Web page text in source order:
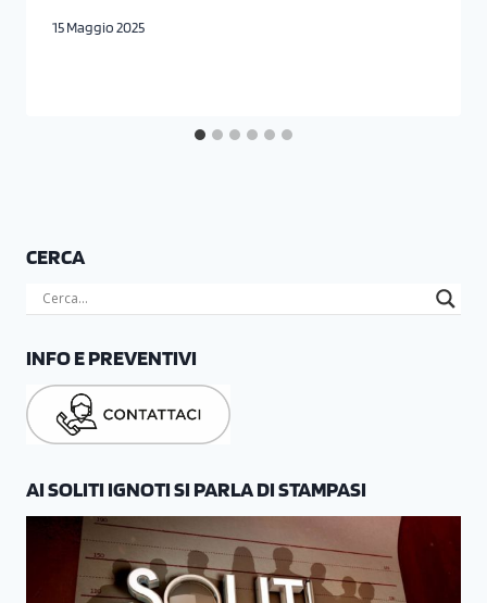
15 Maggio 2025
CERCA
INFO E PREVENTIVI
AI SOLITI IGNOTI SI PARLA DI STAMPASI